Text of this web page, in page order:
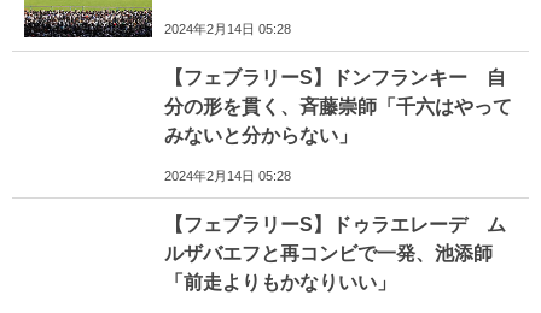
2024年2月14日 05:28
【フェブラリーS】ドンフランキー 自
分の形を貫く、斉藤崇師「千六はやって
みないと分からない」
2024年2月14日 05:28
【フェブラリーS】ドゥラエレーデ ム
ルザバエフと再コンビで一発、池添師
「前走よりもかなりいい」